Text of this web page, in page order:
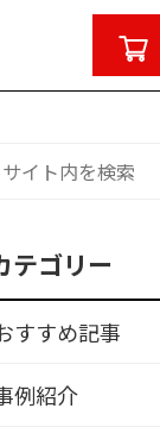
テゴリー
すすめ記事
例紹介